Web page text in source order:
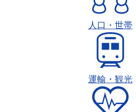
人口・世帯
運輸・観光